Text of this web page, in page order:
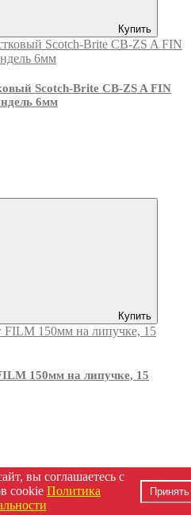
Купить
Scotch-Brite CB-ZS A FIN
6мм
Купить
150мм на липучке, 15
вы соглашаетесь с
cookie Политика
Принять